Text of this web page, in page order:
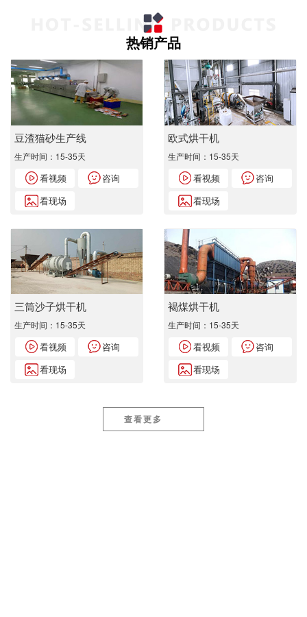
热销产品
豆渣猫砂生产线
生产时间：15-35天
看视频
咨询
看现场
欧式烘干机
生产时间：15-35天
看视频
咨询
看现场
三筒沙子烘干机
生产时间：15-35天
看视频
咨询
看现场
褐煤烘干机
生产时间：15-35天
看视频
咨询
看现场
查看更多